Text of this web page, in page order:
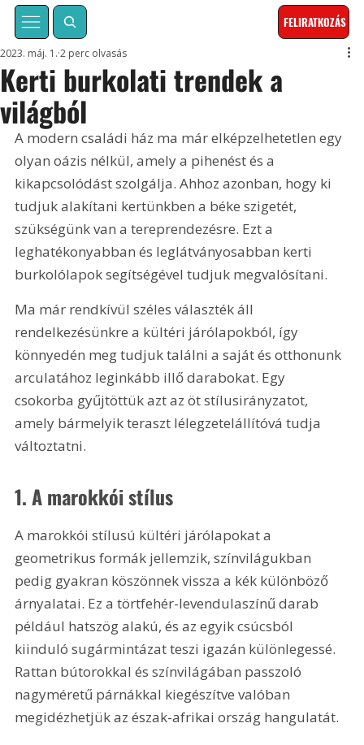
FELIRATKOZÁS
Kerti burkolati trendek a
világból
2023. máj. 1. 2 perc olvasás
A modern családi ház ma már elképzelhetetlen egy
olyan oázis nélkül, amely a pihenést és a
kikapcsolódást szolgálja. Ahhoz azonban, hogy ki
tudjuk alakítani kertünkben a béke szigetét,
szükségünk van a tereprendezésre. Ezt a
leghatékonyabban és leglátványosabban kerti
burkolólapok segítségével tudjuk megvalósítani.
Ma már rendkívül széles választék áll
rendelkezésünkre a kültéri járólapokból, így
könnyedén meg tudjuk találni a saját és otthonunk
arculatához leginkább illő darabokat. Egy
csokorba gyűjtöttük azt az öt stílusirányzatot,
amely bármelyik teraszt lélegzetelállítóvá tudja
változtatni.
1. A marokkói stílus
A marokkói stílusú kültéri járólapokat a
geometrikus formák jellemzik, színvilágukban
pedig gyakran köszönnek vissza a kék különböző
árnyalatai. Ez a törtfehér-levendulaszínű darab
például hatszög alakú, és az egyik csúcsból
kiinduló sugármintázat teszi igazán különlegessé.
Rattan bútorokkal és színvilágában passzoló
nagyméretű párnákkal kiegészítve valóban
megidézhetjük az észak-afrikai ország hangulatát.